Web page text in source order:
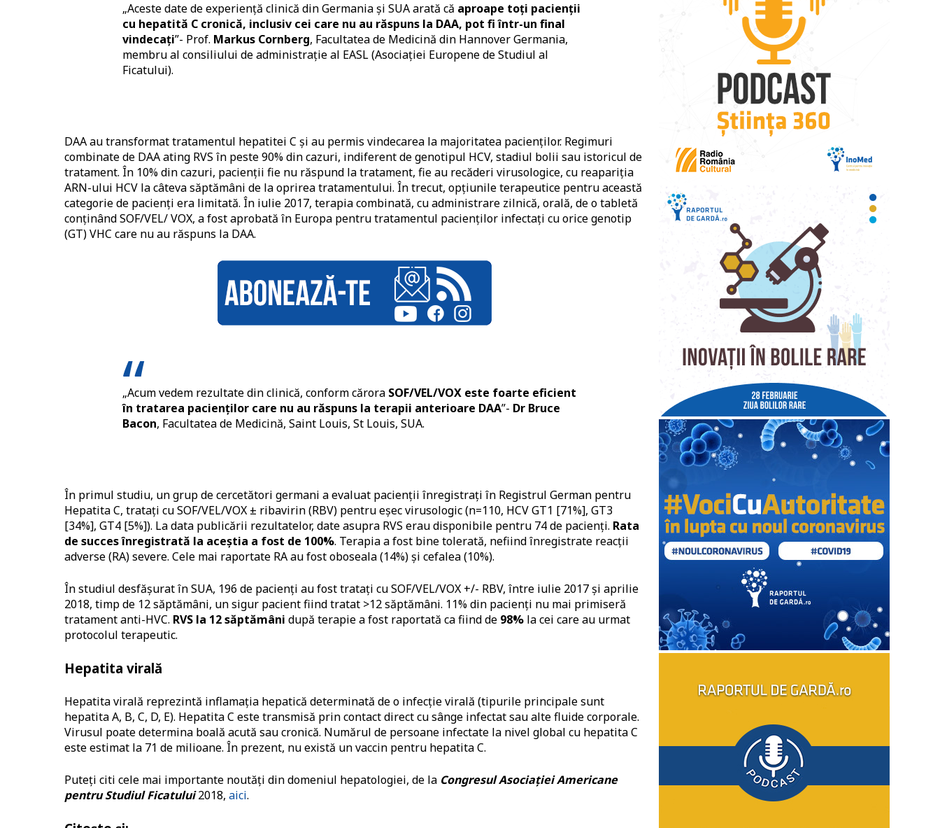
„Aceste date de experiență clinică din Germania și SUA arată că aproape toți pacienții
cu hepatită C cronică, inclusiv cei care nu au răspuns la DAA, pot fi într-un final
vindecați”- Prof. Markus Cornberg, Facultatea de Medicină din Hannover Germania,
membru al consiliului de administrație al EASL (Asociației Europene de Studiul al
Ficatului).
DAA au transformat tratamentul hepatitei C și au permis vindecarea la majoritatea pacienților. Regimuri
combinate de DAA ating RVS în peste 90% din cazuri, indiferent de genotipul HCV, stadiul bolii sau istoricul de
tratament. În 10% din cazuri, pacienții fie nu răspund la tratament, fie au recăderi virusologice, cu reapariția
ARN-ului HCV la câteva săptămâni de la oprirea tratamentului. În trecut, opțiunile terapeutice pentru această
categorie de pacienți era limitată. În iulie 2017, terapia combinată, cu administrare zilnică, orală, de o tabletă
conținând SOF/VEL/ VOX, a fost aprobată în Europa pentru tratamentul pacienților infectați cu orice genotip
(GT) VHC care nu au răspuns la DAA.
„Acum vedem rezultate din clinică, conform cărora SOF/VEL/VOX este foarte eficient
în tratarea pacienților care nu au răspuns la terapii anterioare DAA”- Dr Bruce
Bacon, Facultatea de Medicină, Saint Louis, St Louis, SUA.
În primul studiu, un grup de cercetători germani a evaluat pacienții înregistrați în Registrul German pentru
Hepatita C, tratați cu SOF/VEL/VOX ± ribavirin (RBV) pentru eșec virusologic (n=110, HCV GT1 [71%], GT3
[34%], GT4 [5%]). La data publicării rezultatelor, date asupra RVS erau disponibile pentru 74 de pacienți. Rata
de succes înregistrată la aceștia a fost de 100%. Terapia a fost bine tolerată, nefiind înregistrate reacții
adverse (RA) severe. Cele mai raportate RA au fost oboseala (14%) și cefalea (10%).
În studiul desfășurat în SUA, 196 de pacienți au fost tratați cu SOF/VEL/VOX +/- RBV, între iulie 2017 și aprilie
2018, timp de 12 săptămâni, un sigur pacient fiind tratat >12 săptămâni. 11% din pacienți nu mai primiseră
tratament anti-HVC. RVS la 12 săptămâni după terapie a fost raportată ca fiind de 98% la cei care au urmat
protocolul terapeutic.
Hepatita virală
Hepatita virală reprezintă inflamația hepatică determinată de o infecție virală (tipurile principale sunt
hepatita A, B, C, D, E). Hepatita C este transmisă prin contact direct cu sânge infectat sau alte fluide corporale.
Virusul poate determina boală acută sau cronică. Numărul de persoane infectate la nivel global cu hepatita C
este estimat la 71 de milioane. În prezent, nu există un vaccin pentru hepatita C.
Puteți citi cele mai importante noutăți din domeniul hepatologiei, de la Congresul Asociației Americane
pentru Studiul Ficatului2018, aici.